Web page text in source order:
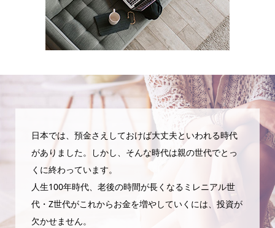
日本では、預金さえしておけば大丈夫といわれる時代
がありました。しかし、そんな時代は親の世代でとっ
くに終わっています。
人生100年時代、老後の時間が長くなるミレニアル世
代・Z世代がこれからお金を増やしていくには、投資が
欠かせません。